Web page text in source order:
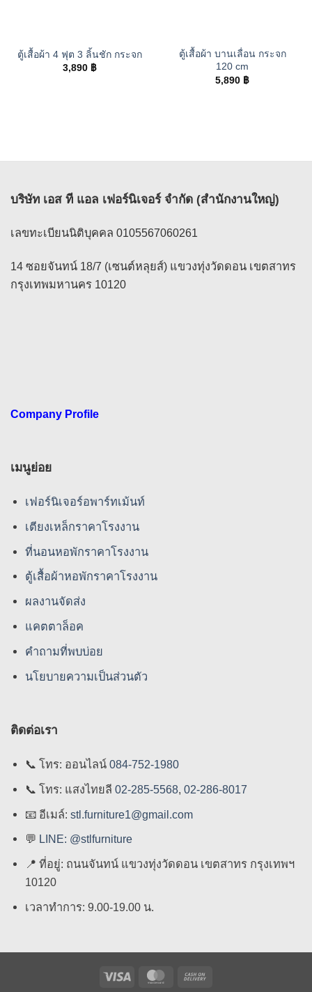
ตู้เสื้อผ้า 4 ฟุต 3 ลิ้นชัก กระจก
3,890 ฿
ตู้เสื้อผ้า บานเลื่อน กระจก
120 cm
5,890 ฿
บริษัท เอส ที แอล เฟอร์นิเจอร์ จำกัด (สำนักงานใหญ่)
เลขทะเบียนนิติบุคคล 0105567060261
14 ซอยจันทน์ 18/7 (เซนต์หลุยส์) แขวงทุ่งวัดดอน เขตสาทร
กรุงเทพมหานคร 10120
Company Profile
เมนูย่อย
เฟอร์นิเจอร์อพาร์ทเม้นท์
เตียงเหล็กราคาโรงงาน
ที่นอนหอพักราคาโรงงาน
ตู้เสื้อผ้าหอพักราคาโรงงาน
ผลงานจัดส่ง
แคตตาล็อค
คําถามที่พบบ่อย
นโยบายความเป็นส่วนตัว
ติดต่อเรา
📞โทร: ออนไลน์084-752-1980
📞โทร: แสงไทยลี 02-285-5568,02-286-8017
📧 อีเมล์:stl.furniture1@gmail.com
💬 LINE: @stlfurniture
📍 ที่อยู่: ถนนจันทน์ แขวงทุ่งวัดดอน เขตสาทร กรุงเทพฯ
10120
เวลาทำการ: 9.00-19.00 น.
Visa MasterCard